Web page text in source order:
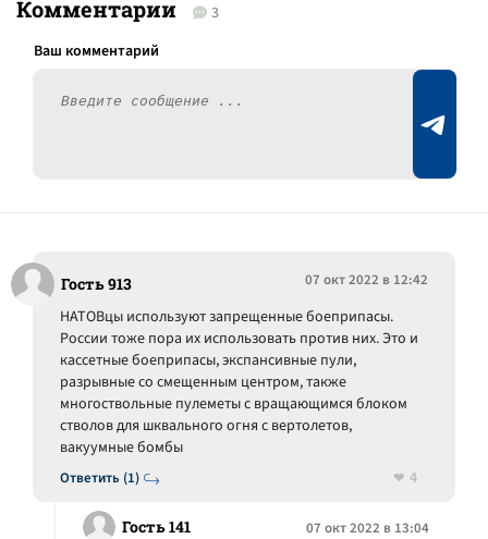
Комментарии 3
Гость 913 07 окт 2022 в 12:42
Ответить (1)
НАТОВцы используют запрещенные боеприпасы.
России тоже пора их использовать против них. Это и
кассетные боеприпасы, экспансивные пули,
разрывные со смещенным центром, также
многоствольные пулеметы с вращающимся блоком
стволов для шквального огня с вертолетов,
вакуумные бомбы
4
Гость 141 07 окт 2022 в 13:04